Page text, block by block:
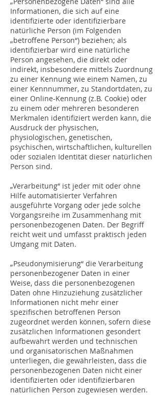
Informationen, die sich auf eine
identifizierte oder identifizierbare
natürliche Person (im Folgenden
„betroffene Person“) beziehen; als
identifizierbar wird eine natürliche
Person angesehen, die direkt oder
indirekt, insbesondere mittels Zuordnung
zu einer Kennung wie einem Namen, zu
einer Kennnummer, zu Standortdaten, zu
einer Online-Kennung (z.B. Cookie) oder
zu einem oder mehreren besonderen
Merkmalen identifiziert werden kann, die
Ausdruck der physischen,
physiologischen, genetischen,
psychischen, wirtschaftlichen, kulturellen
oder sozialen Identität dieser natürlichen
Person sind.
„Verarbeitung“ ist jeder mit oder ohne
Hilfe automatisierter Verfahren
ausgeführte Vorgang oder jede solche
Vorgangsreihe im Zusammenhang mit
personenbezogenen Daten. Der Begriff
reicht weit und umfasst praktisch jeden
Umgang mit Daten.
„Pseudonymisierung“ die Verarbeitung
personenbezogener Daten in einer
Weise, dass die personenbezogenen
Daten ohne Hinzuziehung zusätzlicher
Informationen nicht mehr einer
spezifischen betroffenen Person
zugeordnet werden können, sofern diese
zusätzlichen Informationen gesondert
aufbewahrt werden und technischen
und organisatorischen Maßnahmen
unterliegen, die gewährleisten, dass die
personenbezogenen Daten nicht einer
identifizierten oder identifizierbaren
natürlichen Person zugewiesen werden.